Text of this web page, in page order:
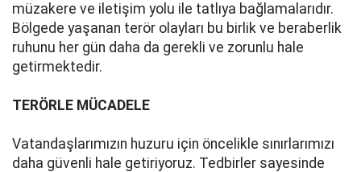
müzakere ve iletişim yolu ile tatlıya bağlamalarıdır.
Bölgede yaşanan terör olayları bu birlik ve beraberlik
ruhunu her gün daha da gerekli ve zorunlu hale
getirmektedir.
TERÖRLE MÜCADELE
Vatandaşlarımızın huzuru için öncelikle sınırlarımızı
daha güvenli hale getiriyoruz. Tedbirler sayesinde